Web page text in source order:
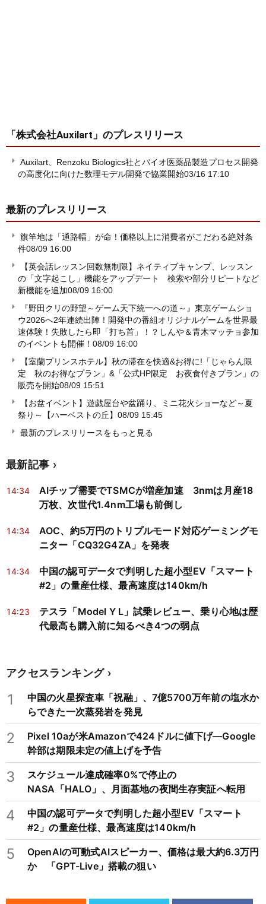
「株式会社Auxilart」 のプレスリリース
Auxilart、Renzoku Biologics社とバイオ医薬品製造プロセス開発
の高度化に向けた数理モデル開発で協業開始03/16 17:10
最新のプレスリリース
旗竿地は「通路幅」が命！価格以上に消費者がこだわる絶対条
件08/09 16:00
【英会話レッスン回数無制限】ネイティブキャンプ、レッスン
の「文字起こし」機能をアップデート 検索や部分リピートなど
新機能を追加08/09 16:00
『野田クリの野望～ゲーム天下統一への道～』東京ゲームショ
ウ2026へ2年連続出陣！開発中の番組オリジナルゲームを世界最
速体験！失敗したら即「打ち首」！？しんや＆青木マッチョ参加
のイベントも開催！ 08/09 16:00
【室蘭プリンスホテル】秋の滞在を快適&お得に!「じゃらん限
定 秋のお得なプラン」&「公式HP限定 お夜食付きプラン」の
販売を開始08/09 15:51
【お盆イベント】遊戯屋台や盆踊り、ミニ花火ショーなど～夏
祭り～【ハーベストの丘】 08/09 15:45
最新のプレスリリースをもっと見る
最新記事
14:34
AIチップ需要でTSMCが増産加速 3nmは月産18
万枚、次世代1.4nm工場も前倒し
14:34
AOC、約5万円のトリプルモード対応ゲーミングモ
ニター「CQ32G4ZA」を発表
14:34
中国の認可データで判明した超小型EV「スマート
#2」の量産仕様、最高速度は140km/h
14:23
テスラ「Model Y L」試乗レビュー、乗り心地は歴
代最高も購入前に知るべき4つの弱点
アクセスランキング
1
中国の火星探査車「祝融」、7億5700万年前の塩水か
らできた一次蒸発岩を発見
2
Pixel 10aが米Amazonで424ドルに値下げ―Google
幹部は期限未定の値上げを予告
3
スケジュール達成確率0%で停止の
NASA「HALO」、月面基地の夜間生存実証へ転用
4
中国の認可データで判明した超小型EV「スマート
#2」の量産仕様、最高速度は140km/h
5
OpenAIの可動式AIスピーカー、価格は最大約6.3万円
か 「GPT-Live」搭載の狙い